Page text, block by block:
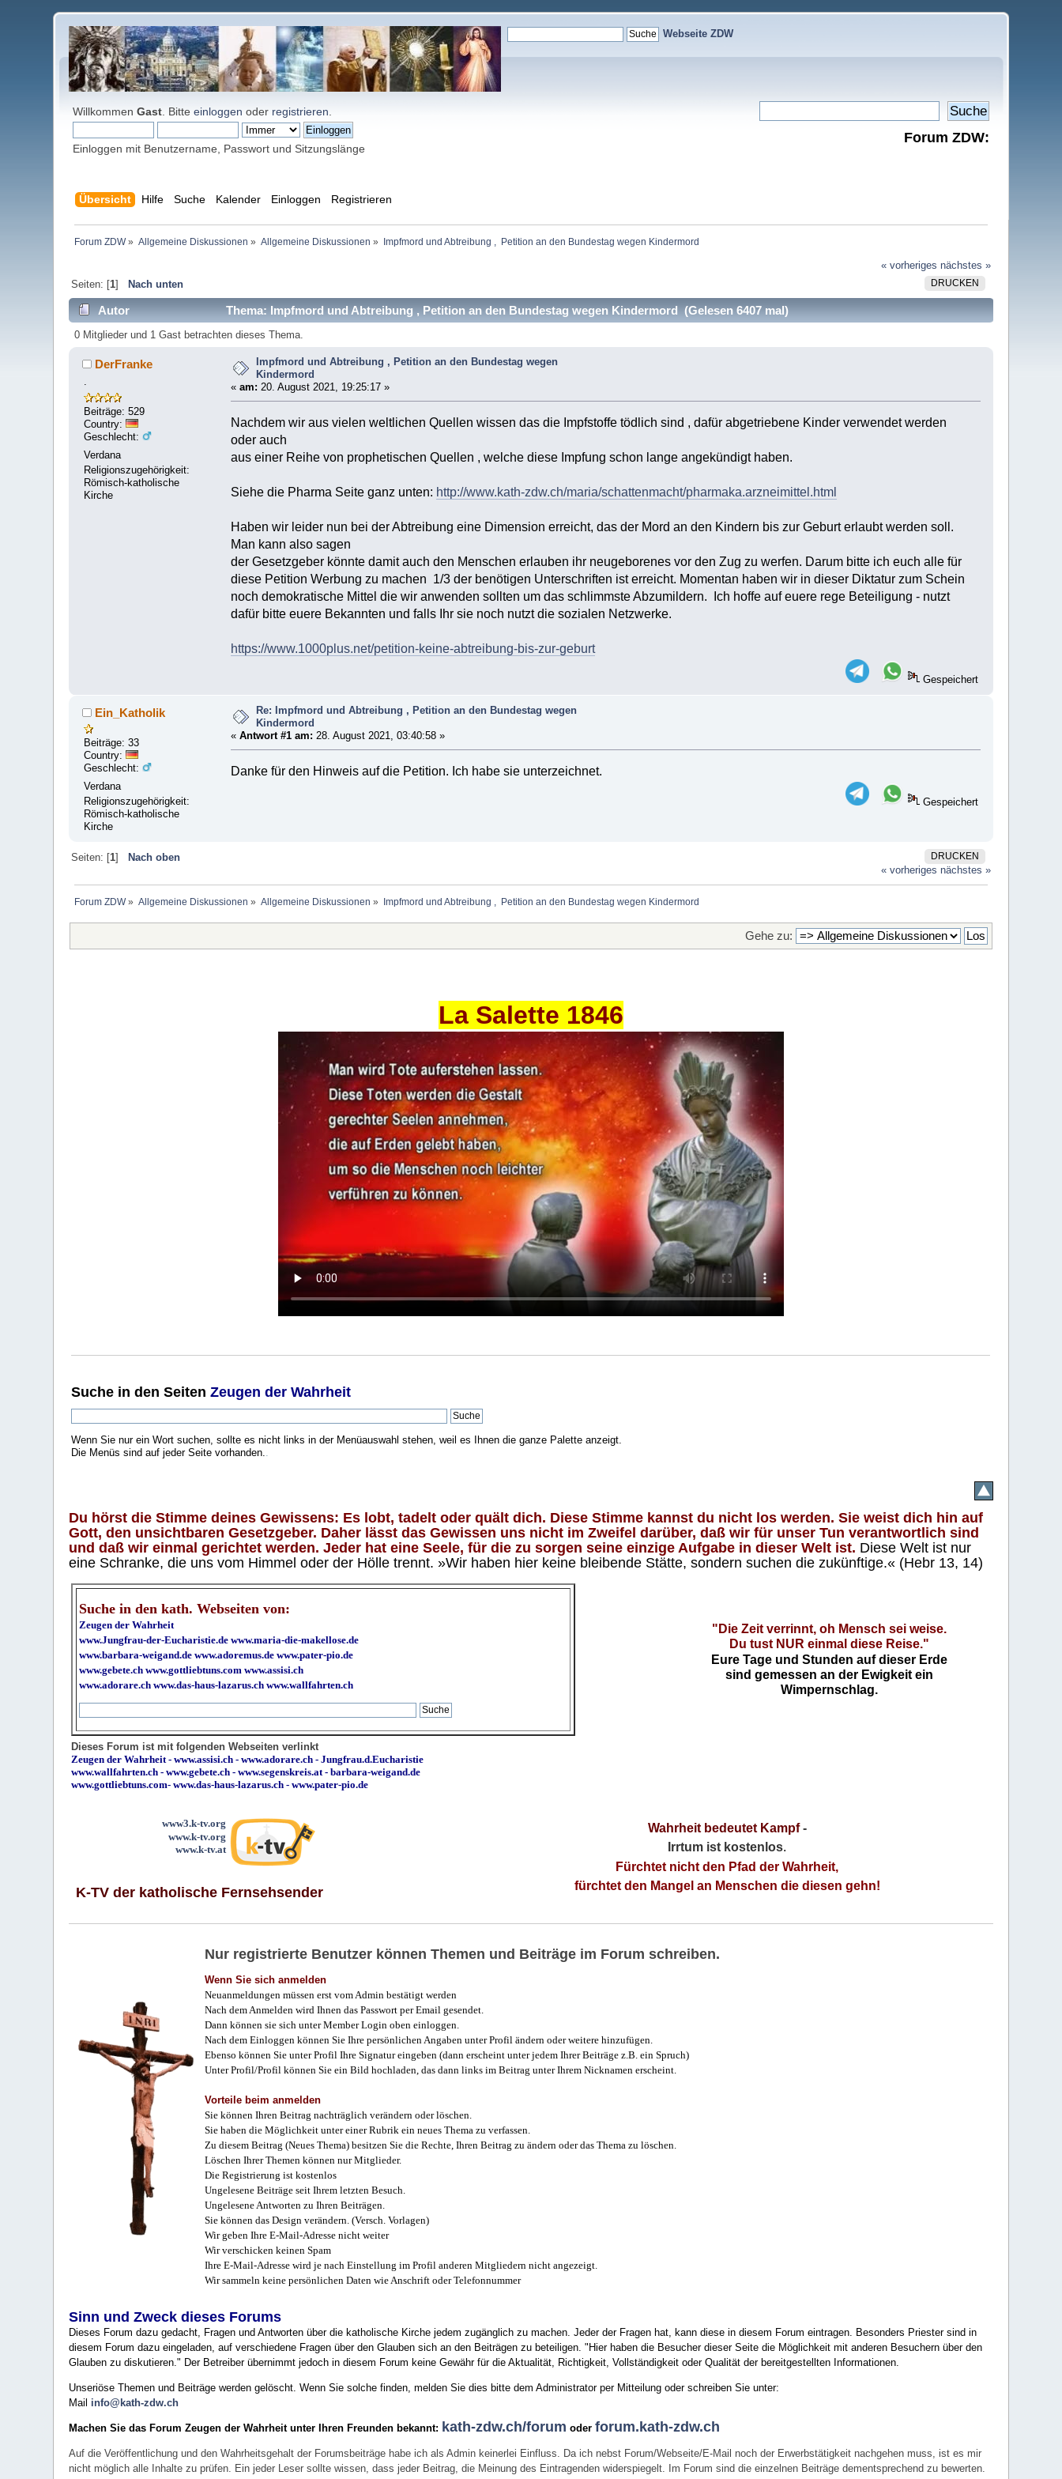
Webseite ZDW
WillkommenGast . Bitteeinloggen oder registrieren
Einloggen mit Benutzername, Passwort und Sitzungslänge
Forum ZDW:
Übersicht Hilfe Suche Kalender Einloggen Registrieren
Forum ZDW» Allgemeine Diskussionen » Allgemeine Diskussionen » Impfmord und Abtreibung ,  Petition an den Bundestag wegen Kindermord
« vorheriges nächstes »
DRUCKEN
Seiten: [1] Nach unten
Autor Thema: Impfmord und Abtreibung , Petition an den Bundestag wegen Kindermord (Gelesen 6407 mal)
0 Mitglieder und 1 Gast betrachten dieses Thema.
DerFranke
Beiträge: 529
Country:
Geschlecht:
Verdana
Religionszugehörigkeit:
Römisch-katholische
Kirche
Impfmord und Abtreibung , Petition an den Bundestag wegen
Kindermord
« am: 20. August 2021, 19:25:17 »
Nachdem wir aus vielen weltlichen Quellen wissen das die Impfstoffe tödlich sind , dafür abgetriebene Kinder verwendet werden
oder auch
aus einer Reihe von prophetischen Quellen , welche diese Impfung schon lange angekündigt haben.
Siehe die Pharma Seite ganz unten: http://www.kath-zdw.ch/maria/schattenmacht/pharmaka.arzneimittel.html
Haben wir leider nun bei der Abtreibung eine Dimension erreicht, das der Mord an den Kindern bis zur Geburt erlaubt werden soll.
Man kann also sagen
der Gesetzgeber könnte damit auch den Menschen erlauben ihr neugeborenes vor den Zug zu werfen. Darum bitte ich euch alle für
diese Petition Werbung zu machen 1/3 der benötigen Unterschriften ist erreicht. Momentan haben wir in dieser Diktatur zum Schein
noch demokratische Mittel die wir anwenden sollten um das schlimmste Abzumildern. Ich hoffe auf euere rege Beteiligung - nutzt
dafür bitte euere Bekannten und falls Ihr sie noch nutzt die sozialen Netzwerke.
https://www.1000plus.net/petition-keine-abtreibung-bis-zur-geburt
Gespeichert
Ein_Katholik
Beiträge: 33
Country:
Geschlecht:
Verdana
Religionszugehörigkeit:
Römisch-katholische
Kirche
Re: Impfmord und Abtreibung , Petition an den Bundestag wegen
Kindermord
« Antwort #1 am: 28. August 2021, 03:40:58 »
Danke für den Hinweis auf die Petition. Ich habe sie unterzeichnet.
Gespeichert
DRUCKEN
Seiten: [1] Nach oben
« vorheriges nächstes »
Forum ZDW» Allgemeine Diskussionen » Allgemeine Diskussionen » Impfmord und Abtreibung ,  Petition an den Bundestag wegen Kindermord
Gehe zu:
La Salette 1846
Suche in den SeitenZeugen der Wahrheit
Wenn Sie nur ein Wort suchen, sollte es nicht links in der Menüauswahl stehen, weil es Ihnen die ganze Palette anzeigt.
Die Menüs sind auf jeder Seite vorhanden.
Du hörst die Stimme deines Gewissens: Es lobt, tadelt oder quält dich. Diese Stimme kannst du nicht los werden. Sie weist dich hin auf
Gott, den unsichtbaren Gesetzgeber. Daher lässt das Gewissen uns nicht im Zweifel darüber, daß wir für unser Tun verantwortlich sind
und daß wir einmal gerichtet werden. Jeder hat eine Seele, für die zu sorgen seine einzige Aufgabe in dieser Welt ist. Diese Welt ist nur
eine Schranke, die uns vom Himmel oder der Hölle trennt. »Wir haben hier keine bleibende Stätte, sondern suchen die zukünftige.« (Hebr 13, 14)
Suche in den kath. Webseiten von:
Zeugen der Wahrheit
www.Jungfrau-der-Eucharistie.de www.maria-die-makellose.de
www.barbara-weigand.de www.adoremus.de www.pater-pio.de
www.gebete.ch www.gottliebtuns.com www.assisi.ch
www.adorare.ch www.das-haus-lazarus.ch www.wallfahrten.ch
"Die Zeit verrinnt, oh Mensch sei weise.
Du tust NUR einmal diese Reise."
Eure Tage und Stunden auf dieser Erde
sind gemessen an der Ewigkeit ein
Wimpernschlag.
Dieses Forum ist mit folgenden Webseiten verlinkt
Zeugen der Wahrheit -www.assisi.ch -www.adorare.ch -Jungfrau.d.Eucharistie
www.wallfahrten.ch -www.gebete.ch -www.segenskreis.at -barbara-weigand.de
www.gottliebtuns.com-www.das-haus-lazarus.ch - www.pater-pio.de
www3.k-tv.org
www.k-tv.org
www.k-tv.at
K-TV der katholische Fernsehsender
Wahrheit bedeutet Kampf-
Irrtum ist kostenlos.
Fürchtet nicht den Pfad der Wahrheit,
fürchtet den Mangel an Menschen die diesen gehn!
Nur registrierte Benutzer können Themen und Beiträge im Forum schreiben.
Wenn Sie sich anmelden
Neuanmeldungen müssen erst vom Admin bestätigt werden
Nach dem Anmelden wird Ihnen das Passwort per Email gesendet.
Dann können sie sich unter Member Login oben einloggen.
Nach dem Einloggen können Sie Ihre persönlichen Angaben unter Profil ändern oder weitere hinzufügen.
Ebenso können Sie unter Profil Ihre Signatur eingeben (dann erscheint unter jedem Ihrer Beiträge z.B. ein Spruch)
Unter Profil/Profil können Sie ein Bild hochladen, das dann links im Beitrag unter Ihrem Nicknamen erscheint.
Vorteile beim anmelden
Sie können Ihren Beitrag nachträglich verändern oder löschen.
Sie haben die Möglichkeit unter einer Rubrik ein neues Thema zu verfassen.
Zu diesem Beitrag (Neues Thema) besitzen Sie die Rechte, Ihren Beitrag zu ändern oder das Thema zu löschen.
Löschen Ihrer Themen können nur Mitglieder.
Die Registrierung ist kostenlos
Ungelesene Beiträge seit Ihrem letzten Besuch.
Ungelesene Antworten zu Ihren Beiträgen.
Sie können das Design verändern. (Versch. Vorlagen)
Wir geben Ihre E-Mail-Adresse nicht weiter
Wir verschicken keinen Spam
Ihre E-Mail-Adresse wird je nach Einstellung im Profil anderen Mitgliedern nicht angezeigt.
Wir sammeln keine persönlichen Daten wie Anschrift oder Telefonnummer
Sinn und Zweck dieses Forums
Dieses Forum dazu gedacht, Fragen und Antworten über die katholische Kirche jedem zugänglich zu machen. Jeder der Fragen hat, kann diese in diesem Forum eintragen. Besonders Priester sind in
diesem Forum dazu eingeladen, auf verschiedene Fragen über den Glauben sich an den Beiträgen zu beteiligen. "Hier haben die Besucher dieser Seite die Möglichkeit mit anderen Besuchern über den
Glauben zu diskutieren." Der Betreiber übernimmt jedoch in diesem Forum keine Gewähr für die Aktualität, Richtigkeit, Vollständigkeit oder Qualität der bereitgestellten Informationen.
Unseriöse Themen und Beiträge werden gelöscht. Wenn Sie solche finden, melden Sie dies bitte dem Administrator per Mitteilung oder schreiben Sie unter:
Mail info@kath-zdw.ch
Machen Sie das Forum Zeugen der Wahrheit unter Ihren Freunden bekannt: kath-zdw.ch/forum oderforum.kath-zdw.ch
Auf die Veröffentlichung und den Wahrheitsgehalt der Forumsbeiträge habe ich als Admin keinerlei Einfluss. Da ich nebst Forum/Webseite/E-Mail noch der Erwerbstätigkeit nachgehen muss, ist es mir
nicht möglich alle Inhalte zu prüfen. Ein jeder Leser sollte wissen, dass jeder Beitrag, die Meinung des Eintragenden widerspiegelt. Im Forum sind die einzelnen Beiträge dementsprechend zu bewerten.